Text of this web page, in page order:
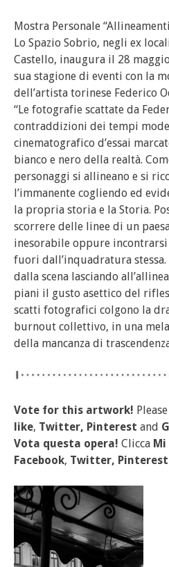
Mostra Personale
Lo Spazio Sobrio, negli ex
Castello, inaugura il 28
sua stagione di eventi con la
dell’artista torinese Federico
“Le fotografie scattate da
contraddizioni dei tempi
cinematografico d’essai
bianco e nero della realtà.
personaggi si allineano e si
l’immanente cogliendo ed
la propria storia e la Storia.
scorrere delle linee di un
inesorabile oppure
fuori dall’inquadratura
dalla scena lasciando
piani il gusto asettico del
scatti fotografici colgono la
burnout collettivo, in una
della mancanza di
Vote for this artwork!
like, Twitter, Pinterest and
Vota questa opera! Clicca Mi
Facebook, Twitter, Pinterest